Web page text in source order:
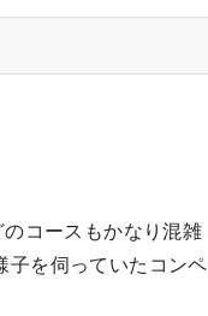
コースもかなり混雑
子を伺っていたコンペ